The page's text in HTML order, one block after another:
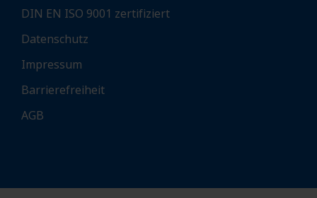
DIN EN ISO 9001 zertifiziert
Datenschutz
Impressum
Barrierefreiheit
AGB